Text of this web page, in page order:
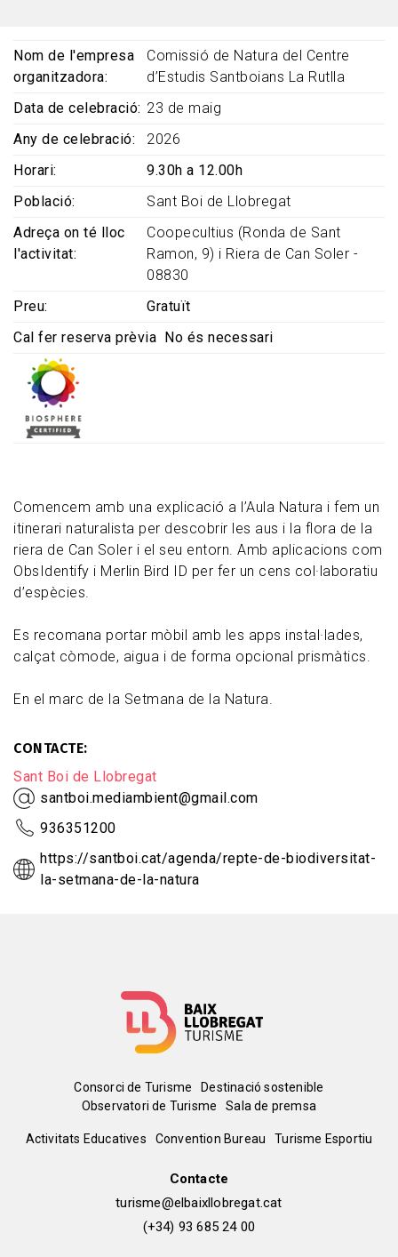
Comencem amb una explicació a l’Aula Natura i fem un
itinerari naturalista per descobrir les aus i la flora de la
riera de Can Soler i el seu entorn. Amb aplicacions com
ObsIdentify i Merlin Bird ID per fer un cens col·laboratiu
d’espècies.
Es recomana portar mòbil amb les apps instal·lades,
calçat còmode, aigua i de forma opcional prismàtics.
En el marc de la Setmana de la Natura.
CONTACTE
Sant Boi de Llobregat
santboi.mediambient@gmail.com
936351200
https://santboi.cat/agenda/repte-de-biodiversitat-
la-setmana-de-la-natura
Nom de l'empresa
organitzadora
Comissió de Natura del Centre
d’Estudis Santboians La Rutlla
Data de celebració 23 de maig
Any de celebració
2026
Horari
9.30h a 12.00h
Població
Sant Boi de Llobregat
Adreça on té lloc
l'activitat
Coopecultius (Ronda de Sant
Ramon, 9) i Riera de Can Soler -
08830
Preu
Gratuït
Cal fer reserva prèvia
No és necessari
Menú
del
Consorci de Turisme
Destinació sostenible
Observatori de Turisme
Sala de premsa
Peu
Activitats Educatives Convention Bureau Turisme Esportiu
Contacte
turisme@elbaixllobregat.cat
(+34) 93 685 24 00